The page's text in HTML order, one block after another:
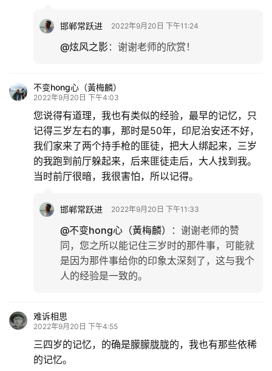
邯郸常跃进 2022年9月20日 下午11:24
@炫风之影： 谢谢老师的欣赏！
不变hong心（黃梅麟）
2022年9月20日 下午4:03
您说得有道理，我也有类似的经验，最早的记忆，只
记得三岁左右的事，那时是50年，印尼治安还不好，
我们家来了两个持手枪的匪徒，把大人绑起来，三岁
的我跑到前厅躲起来，后来匪徒走后，大人找到我。
当时前厅很暗，我很害怕，所以记得。
邯郸常跃进 2022年9月20日 下午11:33
@不变hong心（黃梅麟） ： 谢谢老师的赞
同，您之所以能记住三岁时的那件事，可能就
是因为那件事给你的印象太深刻了，这与我个
人的经验是一致的。
难诉相思
2022年9月20日 下午4:55
三四岁的记忆，的确是朦朦胧胧的，我也有那些依稀
的记忆。